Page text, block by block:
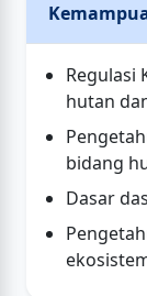
Regulasi
hutan
bidang
Dasar